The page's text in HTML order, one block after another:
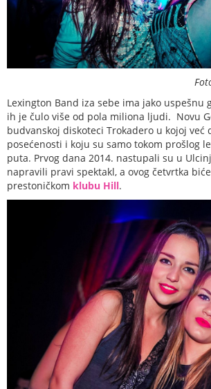
Lexington Band iza sebe ima jako uspešnu
ih je čulo više od pola miliona ljudi. Novu
budvanskoj diskoteci Trokadero u kojoj već
posećenosti i koju su samo tokom prošlog
puta. Prvog dana 2014. nastupali su u
napravili pravi spektakl, a ovog četvrtka
prestoničkom klubu Hill.